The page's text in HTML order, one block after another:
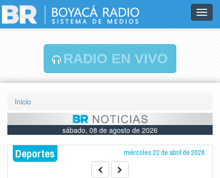
RADIO EN VIVO
Inicio
sábado, 08 de agosto de 2026
Deportes miércoles 22 de abril de 2026